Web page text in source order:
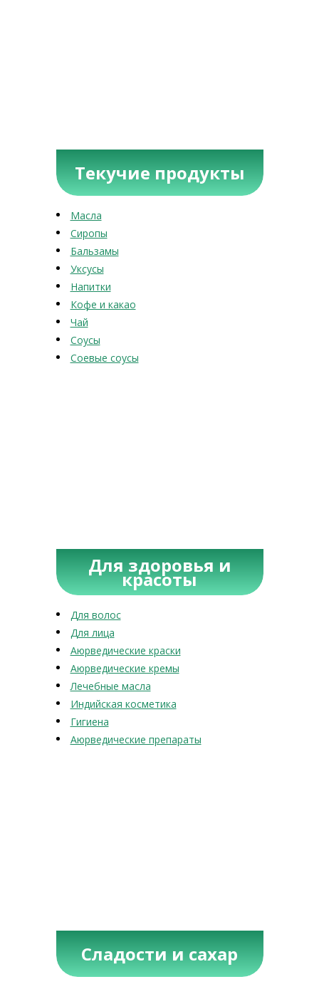
Текучие продукты
Масла
Сиропы
Бальзамы
Уксусы
Напитки
Кофе и какао
Чай
Соусы
Соевые соусы
Для здоровья и
красоты
Для волос
Для лица
Аюрведические краски
Аюрведические кремы
Лечебные масла
Индийская косметика
Гигиена
Аюрведические препараты
Сладости и сахар